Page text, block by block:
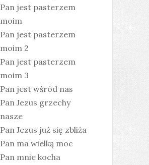
Pan jest pasterzem
moim
Pan jest pasterzem
moim 2
Pan jest pasterzem
moim 3
Pan jest wśród nas
Pan Jezus grzechy
nasze
Pan Jezus już się zbliża
Pan ma wielką moc
Pan mnie kocha